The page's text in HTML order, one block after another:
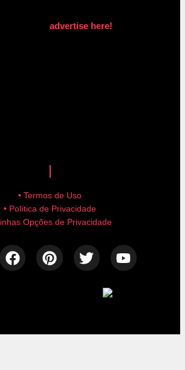
advertise here!
• Termos de Uso
• Política de Privacidade
Opções de Privacidade